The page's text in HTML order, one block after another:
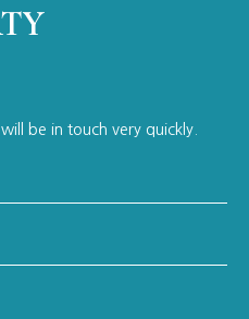
be in touch very quickly.